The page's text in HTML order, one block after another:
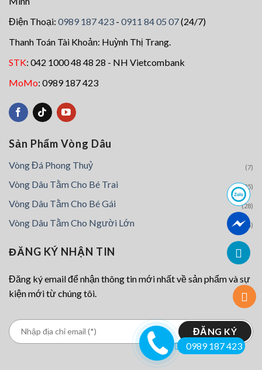
Điện Thoại: 0989 187 423 - 0911 84 05 07(24/7)
Thanh Toán Tài Khoản: Huỳnh Thị Trang.
STK: 042 1000 48 48 28 - NH Vietcombank
MoMo: 0989 187 423
Sản Phẩm Vòng Dâu
Vòng Đá Phong Thuỷ (7)
Vòng Dâu Tằm Cho Bé Trai (25)
Vòng Dâu Tằm Cho Bé Gái (28)
Vòng Dâu Tằm Cho Người Lớn (4)
ĐĂNG KÝ NHẬN TIN
Đăng ký email để nhận thông tin mới nhất về sản phẩm và sự
kiện mới từ chúng tôi.
0989 187 423